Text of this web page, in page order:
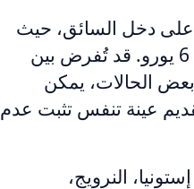
الغرامات هناك على دخل السائق، حيث
تعادل "الغرامة اليومية" نصف الدخل اليومي، مع حد أدنى قدره 6 يورو. قد تُفرض بين
وفي بعض الحالات، يمكن
عينة تنفس تثبت عدم
النرويج،